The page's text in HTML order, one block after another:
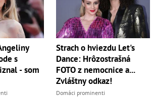
s
- som
Strach o hviezdu Let's
Dance: Hrôzostrašná
FOTO z nemocnice a...
Zvláštny odkaz!
Domáci prominenti